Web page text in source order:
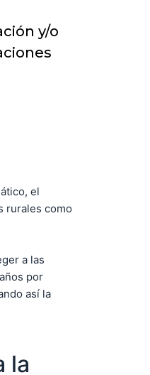
y/o
el
rurales como
a las
por
así la
la